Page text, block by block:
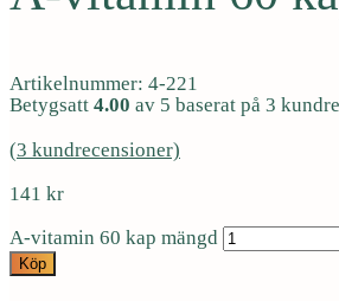
Artikelnummer: 4-221
Betygsatt 4.00 av 5 baserat på 3
(3 kundrecensioner)
141 kr
A-vitamin 60 kap mängd
Köp